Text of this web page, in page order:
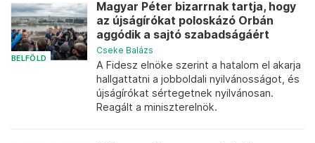
BELFÖLD
Magyar Péter bizarrnak tartja, hogy
az újságírókat poloskázó Orbán
aggódik a sajtó szabadságáért
Cseke Balázs
A Fidesz elnöke szerint a hatalom el akarja
hallgattatni a jobboldali nyilvánosságot, és
újságírókat sértegetnek nyilvánosan.
Reagált a miniszterelnök.